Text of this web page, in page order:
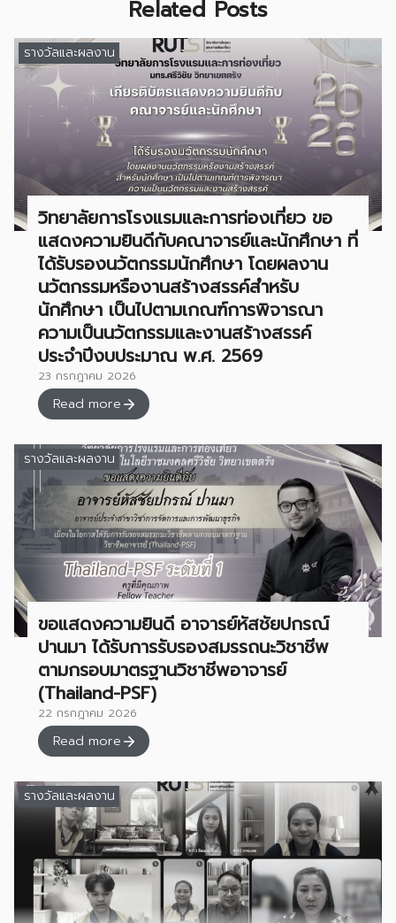
Related Posts
รางวัลและผลงาน
วิทยาลัยการโรงแรมและการท่องเที่ยว ขอ
แสดงความยินดีกับคณาจารย์และนักศึกษา ที่
ได้รับรองนวัตกรรมนักศึกษา โดยผลงาน
นวัตกรรมหรืองานสร้างสรรค์สำหรับ
นักศึกษา เป็นไปตามเกณฑ์การพิจารณา
ความเป็นนวัตกรรมและงานสร้างสรรค์
ประจำปีงบประมาณ พ.ศ. 2569
23 กรกฎาคม 2026
Read more
รางวัลและผลงาน
ขอแสดงความยินดี อาจารย์หัสชัยปกรณ์
ปานมา ได้รับการรับรองสมรรถนะวิชาชีพ
ตามกรอบมาตรฐานวิชาชีพอาจารย์
(Thailand-PSF)
22 กรกฎาคม 2026
Read more
รางวัลและผลงาน